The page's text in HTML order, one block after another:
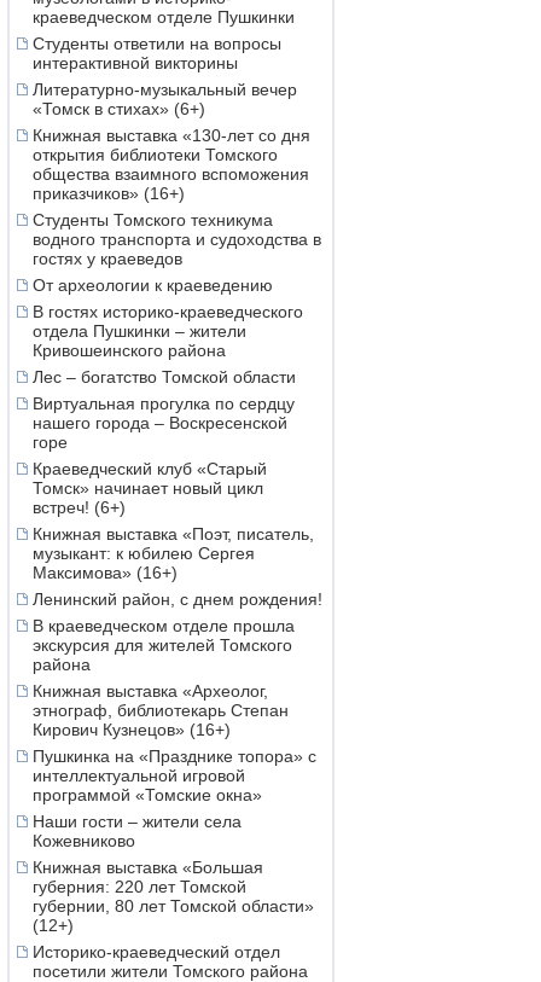
краеведческом отделе Пушкинки
Студенты ответили на вопросы
интерактивной викторины
Литературно-музыкальный вечер
«Томск в стихах» (6+)
Книжная выставка «130-лет со дня
открытия библиотеки Томского
общества взаимного вспоможения
приказчиков» (16+)
Студенты Томского техникума
водного транспорта и судоходства в
гостях у краеведов
От археологии к краеведению
В гостях историко-краеведческого
отдела Пушкинки – жители
Кривошеинского района
Лес – богатство Томской области
Виртуальная прогулка по сердцу
нашего города – Воскресенской
горе
Краеведческий клуб «Старый
Томск» начинает новый цикл
встреч! (6+)
Книжная выставка «Поэт, писатель,
музыкант: к юбилею Сергея
Максимова» (16+)
Ленинский район, с днем рождения!
В краеведческом отделе прошла
экскурсия для жителей Томского
района
Книжная выставка «Археолог,
этнограф, библиотекарь Степан
Кирович Кузнецов» (16+)
Пушкинка на «Празднике топора» с
интеллектуальной игровой
программой «Томские окна»
Наши гости – жители села
Кожевниково
Книжная выставка «Большая
губерния: 220 лет Томской
губернии, 80 лет Томской области»
(12+)
Историко-краеведческий отдел
посетили жители Томского района